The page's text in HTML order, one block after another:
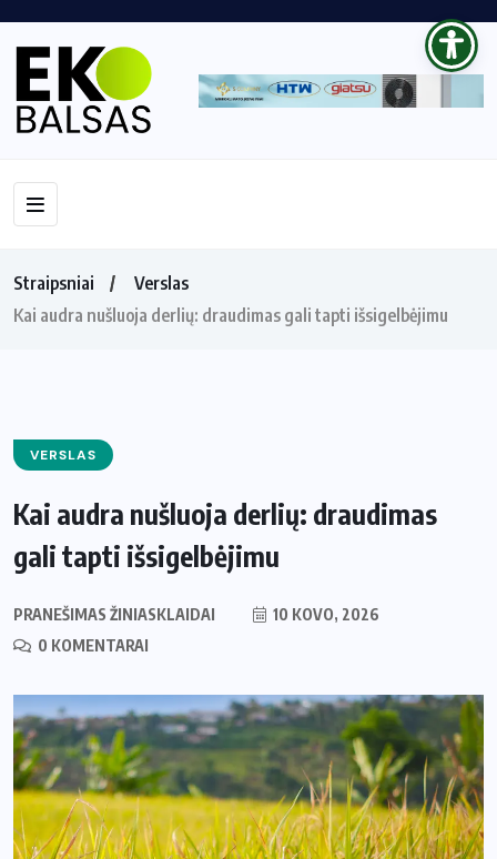
Straipsniai
Verslas
Kai audra nušluoja derlių: draudimas gali tapti išsigelbėjimu
VERSLAS
Kai audra nušluoja derlių: draudimas
gali tapti išsigelbėjimu
PRANEŠIMAS ŽINIASKLAIDAI
10 KOVO, 2026
0 KOMENTARAI